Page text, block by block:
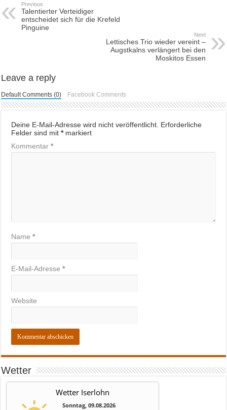
Previous
Talentierter Verteidiger
entscheidet sich für die Krefeld
Pinguine
Next
Lettisches Trio wieder vereint –
Augstkalns verlängert bei den
Moskitos Essen
Leave a reply
Default Comments (0) Facebook Comments
Deine E-Mail-Adresse wird nicht veröffentlicht. Erforderliche
Felder sind mit*markiert
Kommentar*
Name*
E-Mail-Adresse*
Website
Wetter
Wetter Iserlohn
Sonntag, 09.08.2026